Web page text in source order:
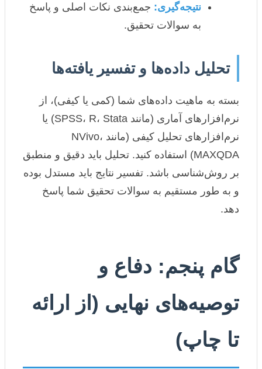
نتیجه‌گیری: جمع‌بندی نکات اصلی و پاسخ
به سوالات تحقیق.
تحلیل داده‌ها و تفسیر یافته‌ها
بسته به ماهیت داده‌های شما (کمی یا کیفی)، از
نرم‌افزارهای آماری (مانند SPSS، R، Stata) یا
نرم‌افزارهای تحلیل کیفی (مانند NVivo،
MAXQDA) استفاده کنید. تحلیل باید دقیق و منطبق
بر روش‌شناسی باشد. تفسیر نتایج باید مستدل بوده
و به طور مستقیم به سوالات تحقیق شما پاسخ
دهد.
گام پنجم: دفاع و
توصیه‌های نهایی (از ارائه
تا چاپ)